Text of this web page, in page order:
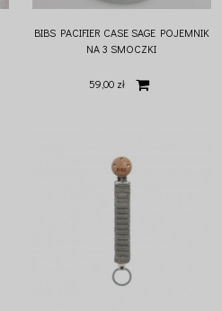
BIBS PACIFIER CASE SAGE POJEMNIK
NA 3 SMOCZKI
59,00 zł